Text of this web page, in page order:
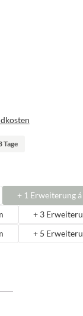
Tage
+ 1 Erweiterung
+ 3
+ 5